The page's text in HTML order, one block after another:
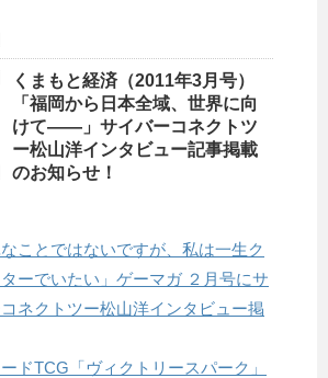
くまもと経済（2011年3月号）
「福岡から日本全域、世界に向
けて――」サイバーコネクトツ
ー松山洋インタビュー記事掲載
のお知らせ！
なことではないですが、私は一生ク
ーでいたい」ゲーマガ ２月号にサ
ネクトツー松山洋インタビュー掲
ドTCG「ヴィクトリースパーク」